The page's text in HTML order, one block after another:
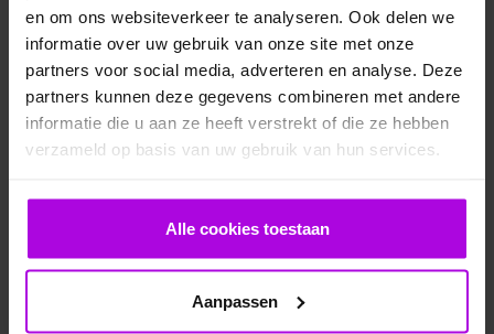
en om ons websiteverkeer te analyseren. Ook delen we
informatie over uw gebruik van onze site met onze
partners voor social media, adverteren en analyse. Deze
partners kunnen deze gegevens combineren met andere
informatie die u aan ze heeft verstrekt of die ze hebben
verzameld op basis van uw gebruik van hun services.
Alle cookies toestaan
Aanpassen
Veelgestelde vragen
Ontwormen pup
Een konijn in huis – advies over de verzorging